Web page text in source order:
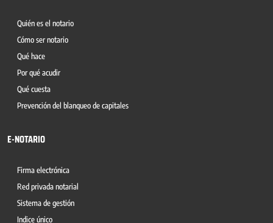
Quién es el notario
Cómo ser notario
Qué hace
Por qué acudir
Qué cuesta
Prevención del blanqueo de capitales
E-NOTARIO
Firma electrónica
Red privada notarial
Sistema de gestión
Indice único